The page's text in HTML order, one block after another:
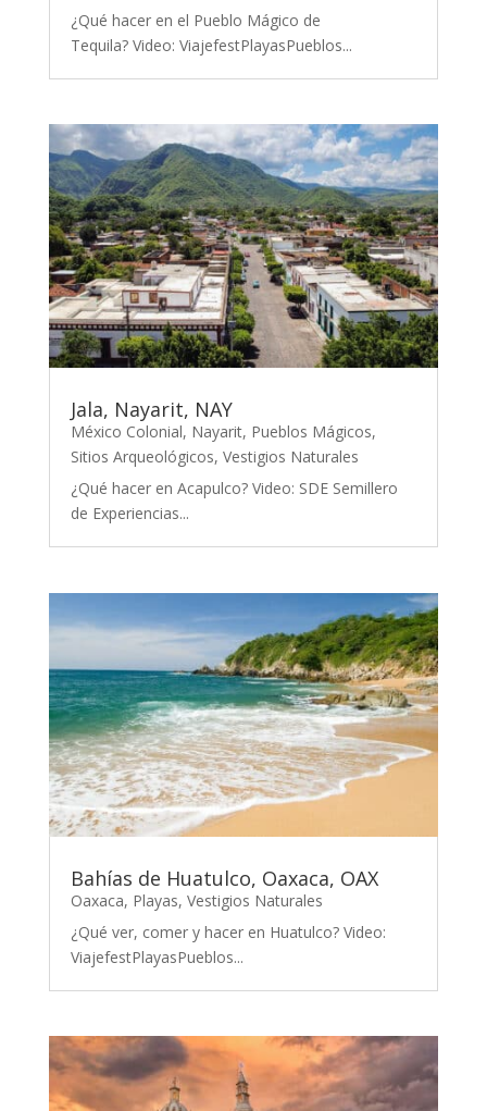
¿Qué hacer en el Pueblo Mágico de
Tequila? Video: ViajefestPlayasPueblos...
Jala, Nayarit, NAY
México Colonial, Nayarit, Pueblos Mágicos,
Sitios Arqueológicos, Vestigios Naturales
¿Qué hacer en Acapulco? Video: SDE Semillero
de Experiencias...
Bahías de Huatulco, Oaxaca, OAX
Oaxaca, Playas, Vestigios Naturales
¿Qué ver, comer y hacer en Huatulco? Video:
ViajefestPlayasPueblos...